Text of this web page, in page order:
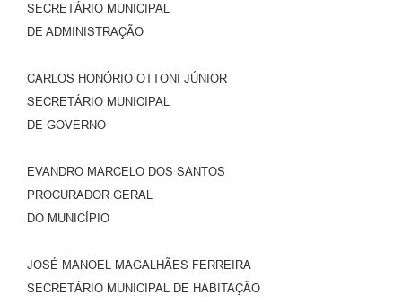
SECRETÁRIO MUNICIPAL
DE ADMINISTRAÇÃO
CARLOS HONÓRIO OTTONI JÚNIOR
SECRETÁRIO MUNICIPAL
DE GOVERNO
EVANDRO MARCELO DOS SANTOS
PROCURADOR GERAL
DO MUNICÍPIO
JOSÉ MANOEL MAGALHÃES FERREIRA
SECRETÁRIO MUNICIPAL DE HABITAÇÃO